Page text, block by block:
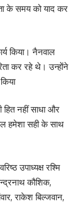
के समय को याद कर
किया। नैनवाल
कर रहे थे। उन्होंने
हित नहीं साधा और
हमेशा सही के साथ
उपाध्यक्ष रश्मि
कौशिक,
राकेश बिल्जवान,